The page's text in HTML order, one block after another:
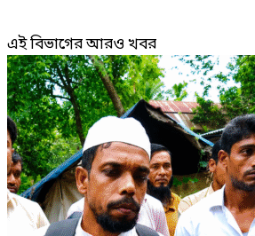
এই বিভাগের আরও খবর